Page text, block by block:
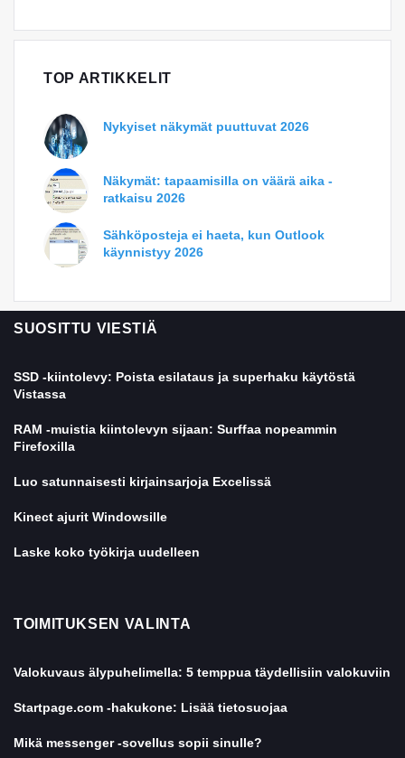
TOP ARTIKKELIT
Nykyiset näkymät puuttuvat 2026
Näkymät: tapaamisilla on väärä aika -
ratkaisu 2026
Sähköposteja ei haeta, kun Outlook
käynnistyy 2026
SUOSITTU VIESTIÄ
SSD -kiintolevy: Poista esilataus ja superhaku käytöstä
Vistassa
RAM -muistia kiintolevyn sijaan: Surffaa nopeammin
Firefoxilla
Luo satunnaisesti kirjainsarjoja Excelissä
Kinect ajurit Windowsille
Laske koko työkirja uudelleen
TOIMITUKSEN VALINTA
Valokuvaus älypuhelimella: 5 temppua täydellisiin valokuviin
Startpage.com -hakukone: Lisää tietosuojaa
Mikä messenger -sovellus sopii sinulle?